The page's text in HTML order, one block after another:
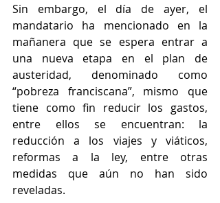
Sin embargo, el día de ayer, el
mandatario ha mencionado en la
mañanera que se espera entrar a
una nueva etapa en el plan de
austeridad, denominado como
“pobreza franciscana”, mismo que
tiene como fin reducir los gastos,
entre ellos se encuentran: la
reducción a los viajes y viáticos,
reformas a la ley, entre otras
medidas que aún no han sido
reveladas.